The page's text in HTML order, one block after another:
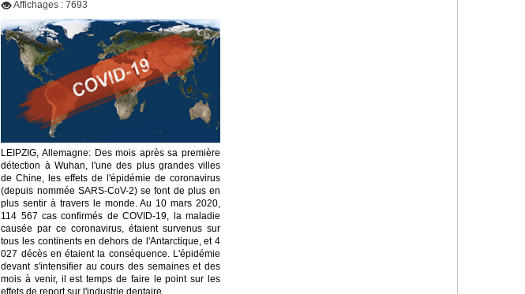
Affichages : 7693
LEIPZIG, Allemagne: Des mois après sa première
détection à Wuhan, l'une des plus grandes villes
de Chine, les effets de l'épidémie de coronavirus
(depuis nommée SARS-CoV-2) se font de plus en
plus sentir à travers le monde. Au 10 mars 2020,
114 567 cas confirmés de COVID-19, la maladie
causée par ce coronavirus, étaient survenus sur
tous les continents en dehors de l'Antarctique, et 4
027 décès en étaient la conséquence. L'épidémie
devant s'intensifier au cours des semaines et des
mois à venir, il est temps de faire le point sur les
effets de report sur l'industrie dentaire.